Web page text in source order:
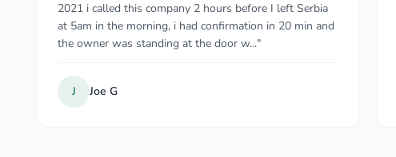
waiting for us in front of the airport building as planned.
The transfer itself was fast and accurate. The driver was
really nice and polite. Writ..."
D Daniel S